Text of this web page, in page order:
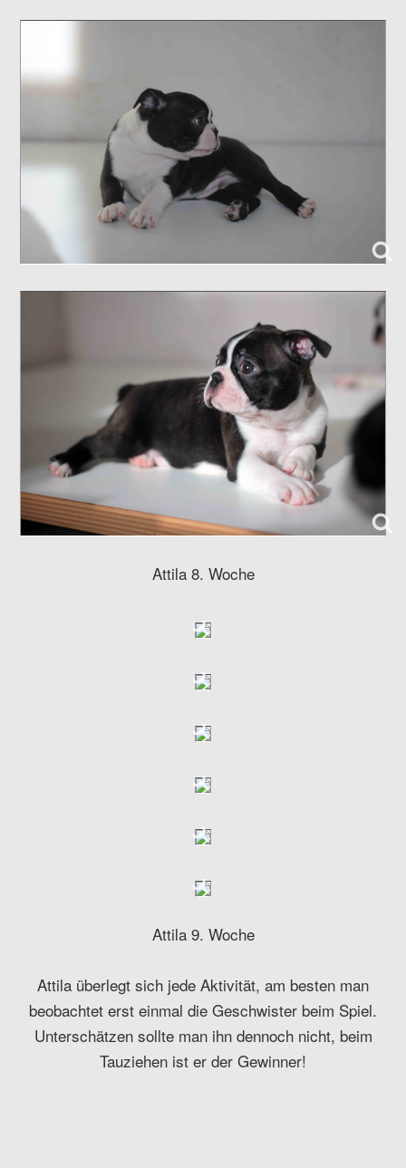
Attila 8. Woche
Attila 9. Woche
Attila überlegt sich jede Aktivität, am besten man
beobachtet erst einmal die Geschwister beim Spiel.
Unterschätzen sollte man ihn dennoch nicht, beim
Tauziehen ist er der Gewinner!